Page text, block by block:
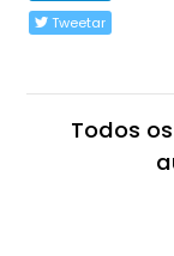
Tweetar
Todos